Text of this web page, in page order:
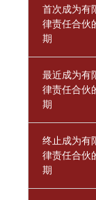
首次成为有
律责任合伙
期
最近成为有
律责任合伙
期
终止成为有
律责任合伙
期